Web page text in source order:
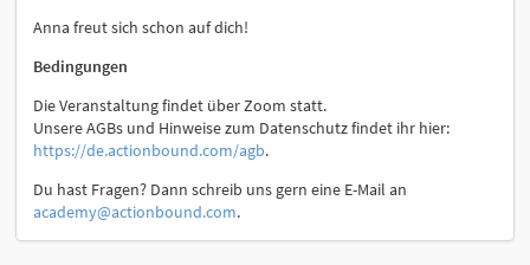
Anna freut sich schon auf dich!
Bedingungen
Die Veranstaltung findet über Zoom statt.
Unsere AGBs und Hinweise zum Datenschutz findet ihr hier:
https://de.actionbound.com/agb.
Du hast Fragen? Dann schreib uns gern eine E-Mail an
academy@actionbound.com.